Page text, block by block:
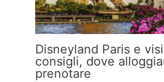
Disneyland Paris e
consigli, dove
prenotare